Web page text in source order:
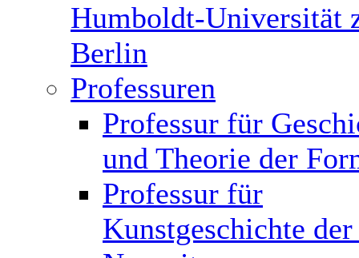
Humboldt-Universität
Berlin
Professuren
Professur für
und Theorie der
Professur für
Kunstgeschichte